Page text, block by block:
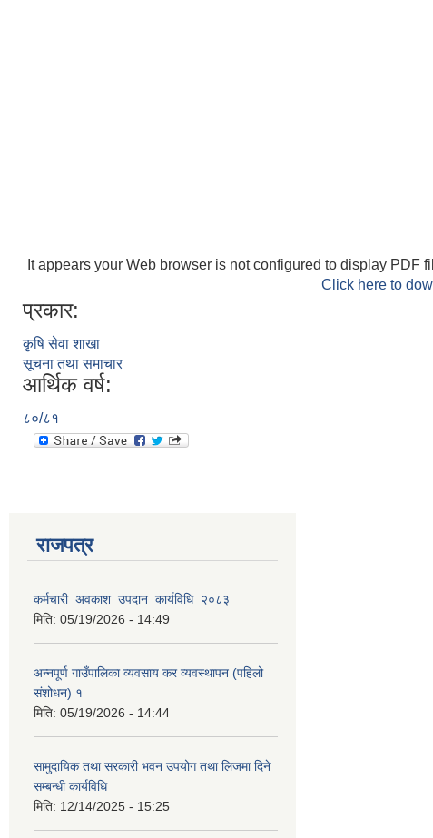
It appears your Web browser is not configured to display PDF
Click here to
प्रकार:
कृषि सेवा शाखा
सूचना तथा समाचार
आर्थिक वर्ष:
८०/८१
राजपत्र
कर्मचारी_अवकाश_उपदान_कार्यविधि_२०८३
मिति: 05/19/2026 - 14:49
अन्नपूर्ण गाउँपालिका व्यवसाय कर व्यवस्थापन (पहिलो
संशोधन) १
मिति: 05/19/2026 - 14:44
सामुदायिक तथा सरकारी भवन उपयोग तथा लिजमा दिने
सम्बन्धी कार्यविधि
मिति: 12/14/2025 - 15:25